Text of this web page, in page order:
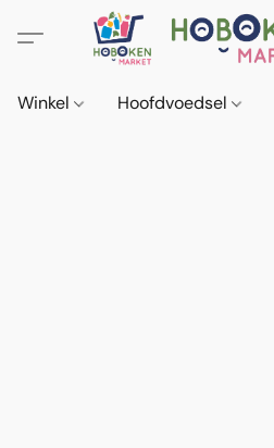
Winkel Hoofdvoedsel